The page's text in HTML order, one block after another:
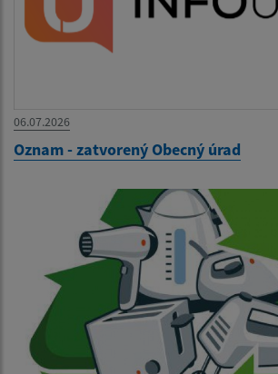
06.07.2026
Oznam - zatvorený Obecný úrad